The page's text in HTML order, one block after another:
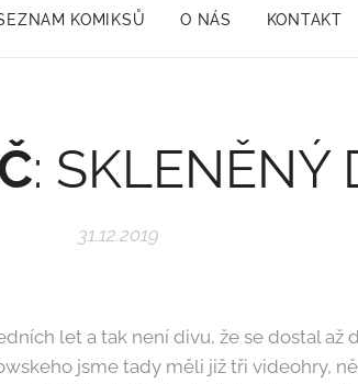
KOMIKSŮ O NÁS KONTAKT
: SKLENĚNÝ
31.12.2019
let a tak není divu, že se dostal až
jsme tady měli již tři videohry,